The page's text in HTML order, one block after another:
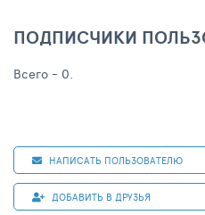
ПОДПИСЧИКИ
Всего - 0.
НАПИСАТЬ ПОЛЬЗОВАТЕЛЮ
ДОБАВИТЬ В ДРУЗЬЯ